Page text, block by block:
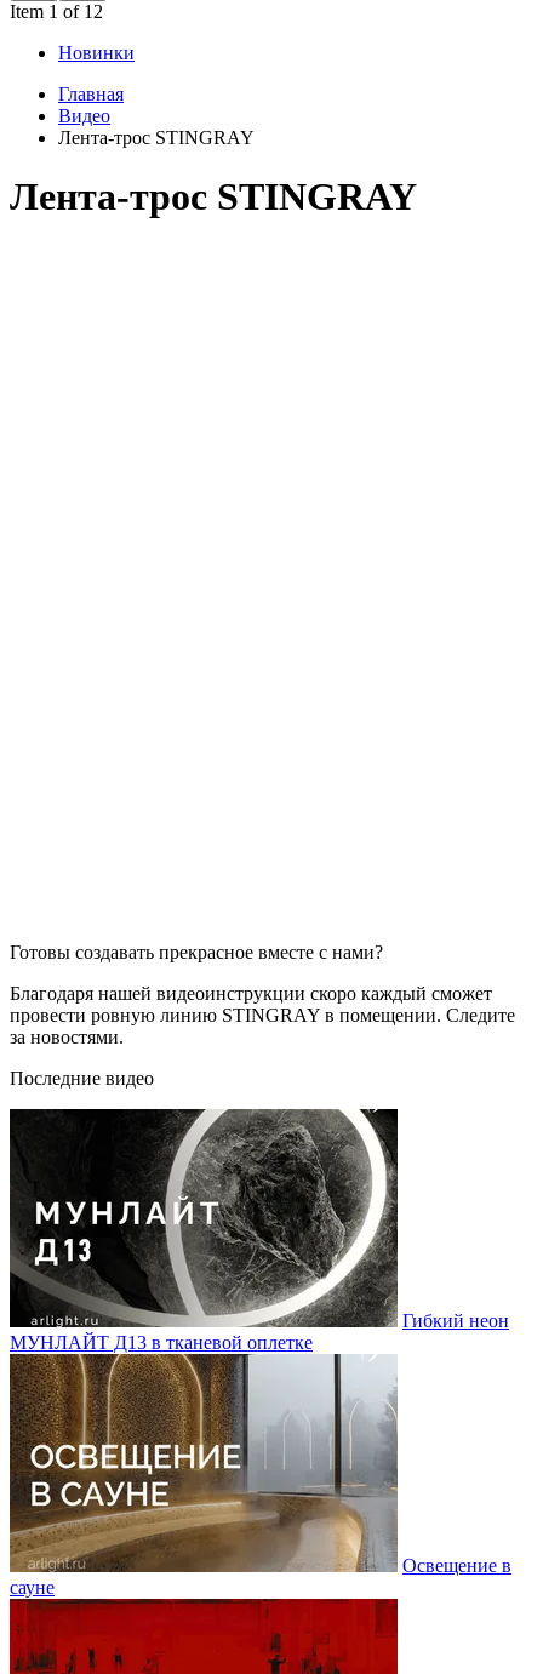
Item 1 of 12
Новинки
Главная
Видео
Лента-трос STINGRAY
Лента-трос STINGRAY
Готовы создавать прекрасное вместе с нами?
Благодаря нашей видеоинструкции скоро каждый сможет
провести ровную линию STINGRAY в помещении. Следите
за новостями.
Последние видео
Гибкий неон
МУНЛАЙТ Д13 в тканевой оплетке
Освещение в
сауне